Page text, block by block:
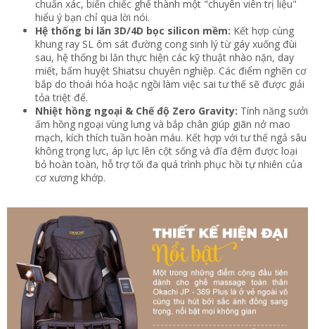
chuẩn xác, biến chiếc ghế thành một "chuyên viên trị liệu"
hiểu ý bạn chỉ qua lời nói.
Hệ thống bi lăn 3D/4D bọc silicon mềm: Kết hợp cùng
khung ray SL ôm sát đường cong sinh lý từ gáy xuống đùi
sau, hệ thống bi lăn thực hiện các kỹ thuật nhào nặn, day
miết, bấm huyệt Shiatsu chuyên nghiệp. Các điểm nghẽn cơ
bắp do thoái hóa hoặc ngồi làm việc sai tư thế sẽ được giải
tỏa triệt để.
Nhiệt hồng ngoại & Chế độ Zero Gravity: Tính năng sưởi
ấm hồng ngoại vùng lưng và bắp chân giúp giãn nở mao
mạch, kích thích tuần hoàn máu. Kết hợp với tư thế ngả sâu
không trọng lực, áp lực lên cột sống và đĩa đệm được loại
bỏ hoàn toàn, hỗ trợ tối đa quá trình phục hồi tự nhiên của
cơ xương khớp.